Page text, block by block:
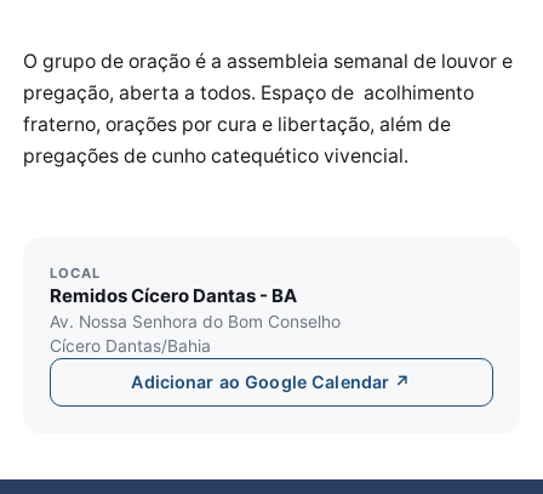
O grupo de oração é a assembleia semanal de louvor e
pregação, aberta a todos. Espaço de acolhimento
fraterno, orações por cura e libertação, além de
pregações de cunho catequético vivencial.
LOCAL
Remidos Cícero Dantas - BA
Av. Nossa Senhora do Bom Conselho
Cícero Dantas/Bahia
Adicionar ao Google Calendar ↗